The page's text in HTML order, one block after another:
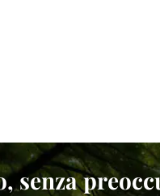
senza